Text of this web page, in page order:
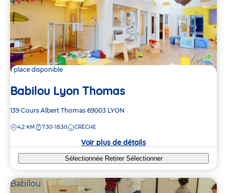
1 place disponible
Babilou Lyon Thomas
Adresse
la
139 Cours Albert Thomas 69003 LYON
DISTANCE
4,2 KM 7:30-18:30 CRÈCHE
Voir plus de détails
Sélectionnée Retirer Sélectionner
Babilou